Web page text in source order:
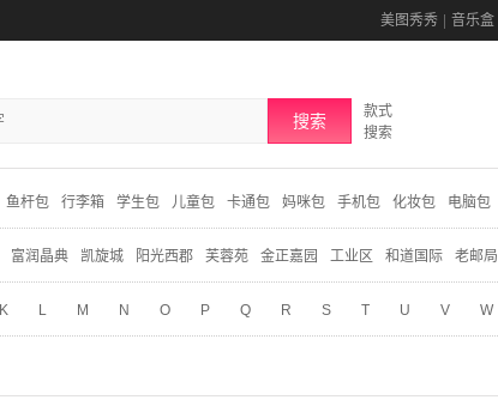
美图秀秀 音乐盒
搜索
款式
搜索
鱼杆包 行李箱 学生包 儿童包 卡通包 妈咪包 手机包 化妆包 电脑包
富润晶典 凯旋城 阳光西郡 芙蓉苑 金正嘉园 工业区 和道国际 老邮局
K L M N O P Q R S T U V W